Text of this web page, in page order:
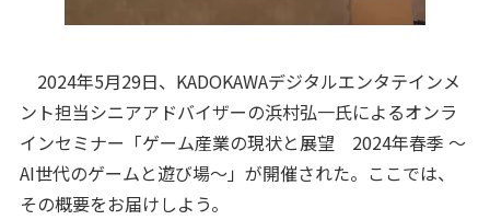
2024年5月29日、KADOKAWAデジタルエンタテインメ
ント担当シニアアドバイザーの浜村弘一氏によるオンラ
インセミナー「ゲーム産業の現状と展望 2024年春季 ～
AI世代のゲームと遊び場～」が開催された。ここでは、
その概要をお届けしよう。